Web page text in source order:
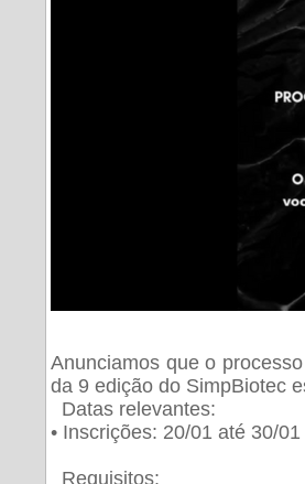
Anunciamos que o
da 9 edição do SimpBiotec
Datas relevantes:
• Inscrições: 20/01 até 30/01
Requisitos: